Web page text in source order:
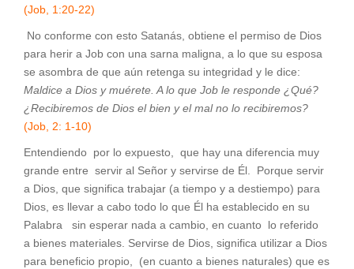
(Job, 1:20-22)
No conforme con esto Satanás, obtiene el permiso de Dios
para herir a Job con una sarna maligna, a lo que su esposa
se asombra de que aún retenga su integridad y le dice:
Maldice a Dios y muérete. A lo que Job le responde ¿Qué?
¿Recibiremos de Dios el bien y el mal no lo recibiremos?
(Job, 2: 1-10)
Entendiendo por lo expuesto, que hay una diferencia muy
grande entre servir al Señor y servirse de Él. Porque servir
a Dios, que significa trabajar (a tiempo y a destiempo) para
Dios, es llevar a cabo todo lo que Él ha establecido en su
Palabra sin esperar nada a cambio, en cuanto lo referido
a bienes materiales. Servirse de Dios, significa utilizar a Dios
para beneficio propio, (en cuanto a bienes naturales) que es